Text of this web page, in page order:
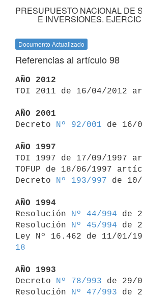
PRESUPUESTO NACIONAL DE
E INVERSIONES.
Documento Actualizado
Referencias al artículo 98
AÑO 2012
TOI 2011 de 16/04/2012
AÑO 2001
Decreto
Nº 92/001 de 16/
AÑO 1997
TOI 1997 de 17/09/1997
TOFUP de 18/06/1997
Decreto
Nº 193/997 de
AÑO 1994
Resolución
Nº 44/994 de
Resolución
Nº 45/994 de
18
AÑO 1993
Decreto
Nº 78/993 de 29/
Resolución
Nº 47/993 de